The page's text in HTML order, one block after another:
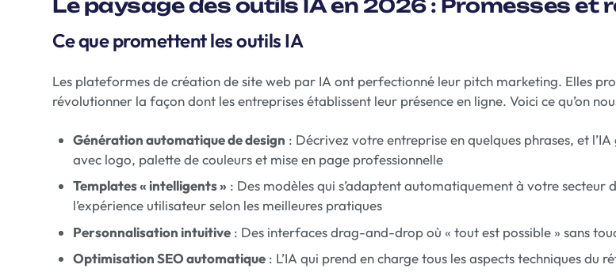
Le paysage des outils IA en 2026 : Promesses et
Ce que promettent les outils IA
Les plateformes de création de site web par IA ont perfectionné leur pitch marketing. Elles
révolutionner la façon dont les entreprises établissent leur présence en ligne. Voici ce qu’on
Génération automatique de design : Décrivez votre entreprise en quelques phrases, et
avec logo, palette de couleurs et mise en page professionnelle
Templates « intelligents » : Des modèles qui s’adaptent automatiquement à votre secteur
l’expérience utilisateur selon les meilleures pratiques
Personnalisation intuitive: Des interfaces drag-and-drop où « tout est possible » sans
Optimisation SEO automatique: L’IA qui prend en charge tous les aspects techniques du